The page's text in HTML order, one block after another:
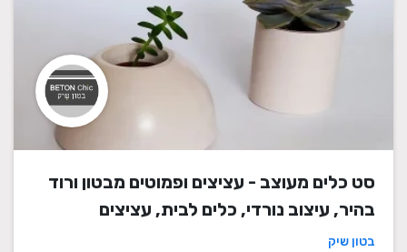
סט כלים מעוצב - עציצים ופמוטים מבטון ורוד
בהיר, עיצוב נורדי, כלים לבית, עציצים
מעוצבים, עציצי בטון, פמוטים לשבת, עציצים
בטון שיק